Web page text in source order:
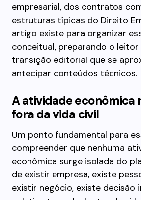
empresarial, dos contratos
estruturas típicas do Direito
artigo existe para organizar
conceitual, preparando o leitor
transição editorial que se
antecipar conteúdos técnicos.
A atividade econômica
fora da vida civil
Um ponto fundamental para
compreender que nenhuma
econômica surge isolada do
de existir empresa, existe
existir negócio, existe decisão